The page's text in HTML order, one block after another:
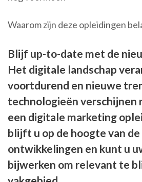
Waarom zijn deze opleidingen
Blijf up-to-date met de
Het digitale landschap
voortdurend en nieuwe
technologieën verschijnen
een digitale marketing
blijft u op de hoogte van
ontwikkelingen en kunt u
bijwerken om relevant te